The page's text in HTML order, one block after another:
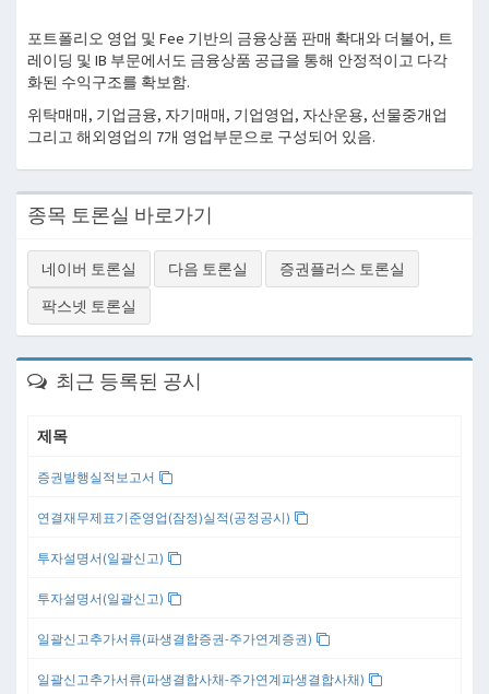
포트폴리오 영업 및 Fee 기반의 금융상품 판매 확대와 더불어, 트
레이딩 및 IB 부문에서도 금융상품 공급을 통해 안정적이고 다각
화된 수익구조를 확보함.
위탁매매, 기업금융, 자기매매, 기업영업, 자산운용, 선물중개업
그리고 해외영업의 7개 영업부문으로 구성되어 있음.
종목 토론실 바로가기
네이버 토론실 다음 토론실
증권플러스 토론실
팍스넷 토론실
최근 등록된 공시
제목
증권발행실적보고서
연결재무제표기준영업(잠정)실적(공정공시)
투자설명서(일괄신고)
투자설명서(일괄신고)
일괄신고추가서류(파생결합증권-주가연계증권)
일괄신고추가서류(파생결합사채-주가연계파생결합사채)